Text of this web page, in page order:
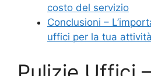
costo del servizio
Conclusioni –
uffici per la tua attività